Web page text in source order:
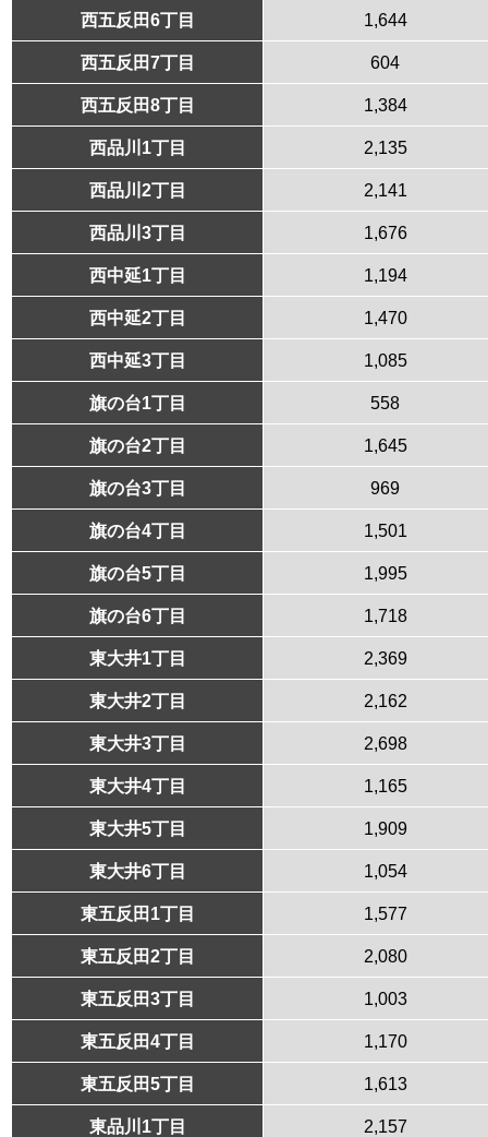
西五反田6丁目 1,644
西五反田7丁目 604
西五反田8丁目 1,384
西品川1丁目 2,135
西品川2丁目 2,141
西品川3丁目 1,676
西中延1丁目 1,194
西中延2丁目 1,470
西中延3丁目 1,085
旗の台1丁目 558
旗の台2丁目 1,645
旗の台3丁目 969
旗の台4丁目 1,501
旗の台5丁目 1,995
旗の台6丁目 1,718
東大井1丁目 2,369
東大井2丁目 2,162
東大井3丁目 2,698
東大井4丁目 1,165
東大井5丁目 1,909
東大井6丁目 1,054
東五反田1丁目 1,577
東五反田2丁目 2,080
東五反田3丁目 1,003
東五反田4丁目 1,170
東五反田5丁目 1,613
東品川1丁目 2,157